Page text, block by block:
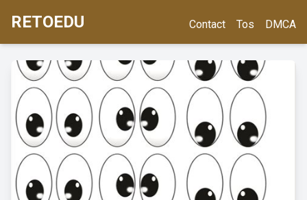
RETOEDU Contact Tos DMCA